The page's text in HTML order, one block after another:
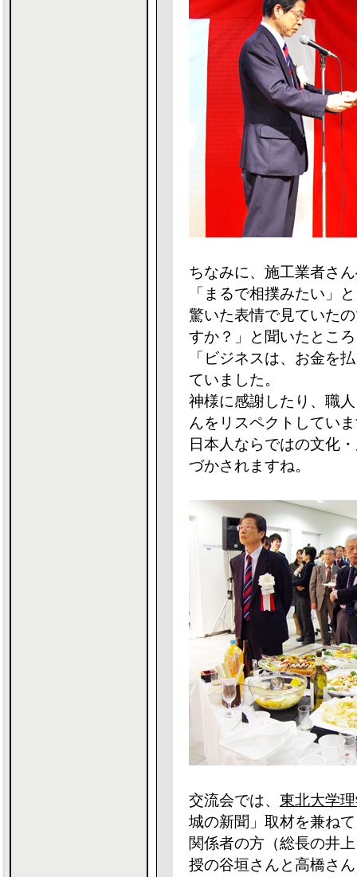
ちなみに、施工業者さ
「まるで相撲みたい」と
驚いた表情で見ていた
すか？」と聞いたとこ
「ビジネスは、お金を
ていました。
神様に感謝したり、職
んをリスペクトしてい
日本人ならではの文化
づかされますね。
交流会では、 東北大学
城の新聞」取材を兼ね
関係者の方（総長の井
授の谷垣さんと高橋さ